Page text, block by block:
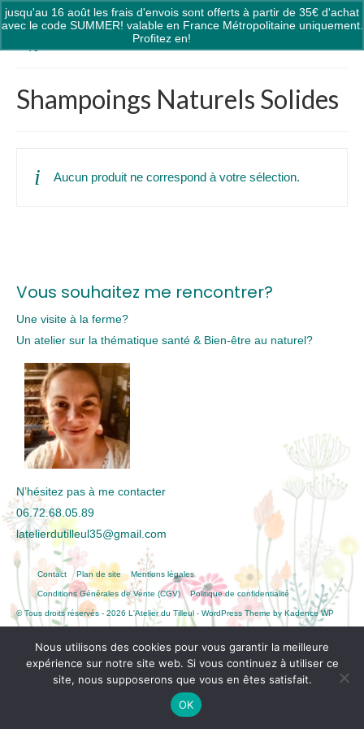
jusqu'au 16 août les frais d'envois sont offerts à partir de 35€ d'achat
avec le code SUMMER! valable en France Métropolitaine uniquement.
Profitez en!
Shampoings Naturels Solides
Aucun produit ne correspond à votre sélection.
Vous souhaitez me rencontrer?
Une visite à la ferme?
Un atelier sur la thématique santé & Bien-être au naturel?
N’hésitez pas à me contacter
06.72.68.05.89
latelierdutilleul35@gmail.com
Contact Plan de site Mentions légales
Conditions Générales de Vente (CGV) Politique de confidentialité
© Tous droits réservés - 2026 L'Atelier du Tilleul - WordPress Theme by Kadence WP
Nous utilisons des cookies pour vous garantir la meilleure
expérience sur notre site web. Si vous continuez à utiliser ce
site, nous supposerons que vous en êtes satisfait.
OK